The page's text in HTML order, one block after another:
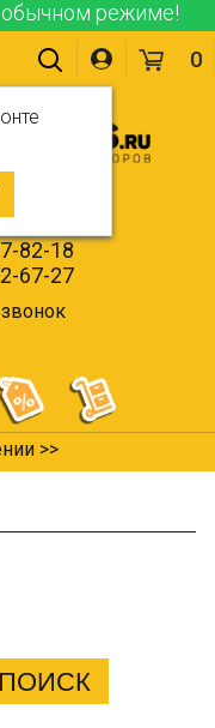
обычном режиме!
82-18
67-27
0
>>